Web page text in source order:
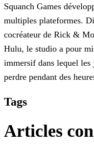
Squanch Games
multiples plateformes.
cocréateur de Rick &
Hulu, le studio a pour
immersif dans lequel les
perdre pendant des
Tags
Articles